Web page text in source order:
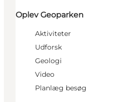
Oplev Geoparken
Aktiviteter
Udforsk
Geologi
Video
Planlæg besøg